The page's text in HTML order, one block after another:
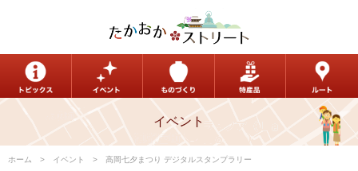
イベント
ホーム イベント 高岡七夕まつり デジタルスタンプラリー